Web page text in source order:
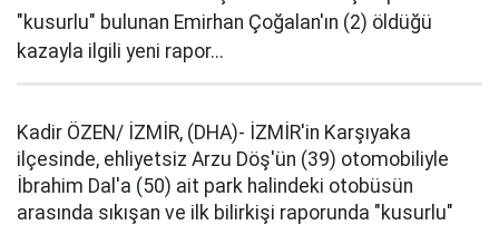
"kusurlu" bulunan Emirhan Çoğalan'ın (2) öldüğü
kazayla ilgili yeni rapor...
Kadir ÖZEN/ İZMİR, (DHA)- İZMİR'in Karşıyaka
ilçesinde, ehliyetsiz Arzu Döş'ün (39) otomobiliyle
İbrahim Dal'a (50) ait park halindeki otobüsün
arasında sıkışan ve ilk bilirkişi raporunda "kusurlu"